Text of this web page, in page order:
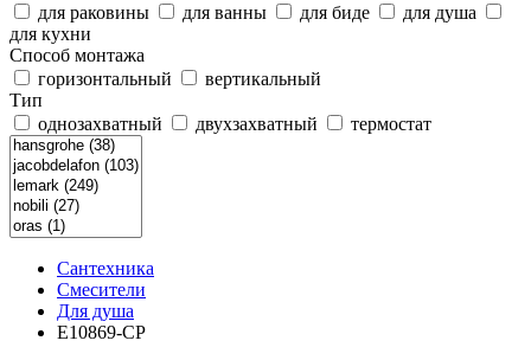
для раковины для ванны для биде
для душа
для кухни
Способ монтажа
горизонтальный
вертикальный
Тип
однозахватный
двухзахватный термостат
Сантехника
Смесители
Для душа
E10869-CP